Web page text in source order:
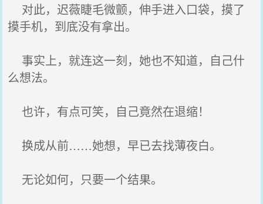
对此，迟薇睫毛微颤，伸手进入口袋，摸了
摸手机，到底没有拿出。
事实上，就连这一刻，她也不知道，自己什
么想法。
也许，有点可笑，自己竟然在退缩！
换成从前……她想，早已去找薄夜白。
无论如何，只要一个结果。